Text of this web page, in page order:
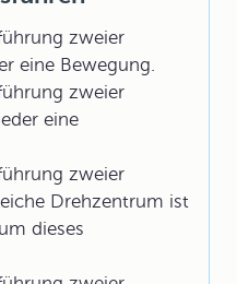
zweier
eine Bewegung.
zweier
eine
zweier
Drehzentrum ist
dieses